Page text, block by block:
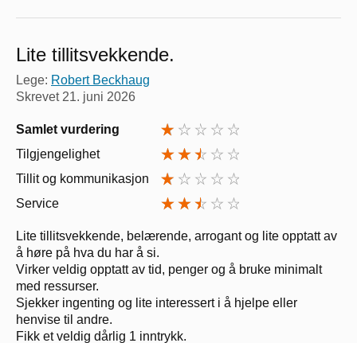
Lite tillitsvekkende.
Lege: Robert Beckhaug
Skrevet 21. juni 2026
Samlet vurdering
Tilgjengelighet
Tillit og kommunikasjon
Service
Lite tillitsvekkende, belærende, arrogant og lite opptatt av
å høre på hva du har å si.
Virker veldig opptatt av tid, penger og å bruke minimalt
med ressurser.
Sjekker ingenting og lite interessert i å hjelpe eller
henvise til andre.
Fikk et veldig dårlig 1 inntrykk.